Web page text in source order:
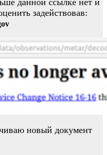
данной ссылке нет и
задействовав:
новый документ